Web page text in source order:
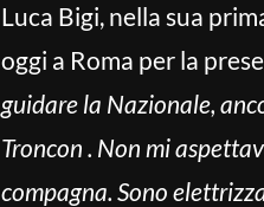
Luca Bigi, nella sua
oggi a Roma per la
guidare la Nazionale,
Troncon . Non mi
compagna. Sono